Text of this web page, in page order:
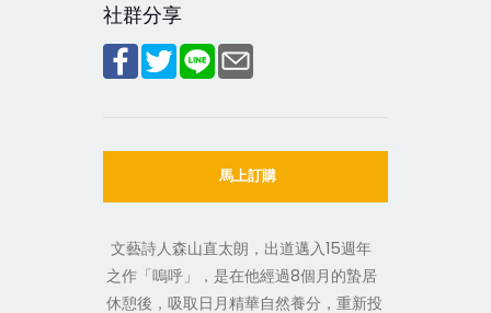
社群分享
馬上訂購
文藝詩人森山直太朗，出道邁入15週年
之作「嗚呼」，是在他經過8個月的蟄居
休憩後，吸取日月精華自然養分，重新投